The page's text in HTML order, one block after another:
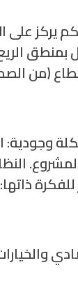
يركز على
بمنطق
(من
وجودية:
لمشروع.
للفكرة